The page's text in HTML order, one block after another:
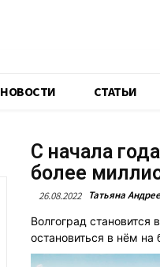
НОВОСТИ CТАТЬИ
С начала
более
26.08.2022 Татьяна
Волгоград становится
остановиться в нём на